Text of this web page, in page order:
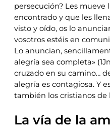
persecución? Les mueve
encontrado y que les
visto y oído, os lo
vosotros estéis en
Lo anuncian,
alegría sea completa»
cruzado en su camino…
alegría es contagiosa. Y
también los cristianos de
La vía de la